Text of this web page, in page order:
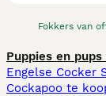
Fokkers van
Puppies en
Engelse Cocker
Cockapoo te